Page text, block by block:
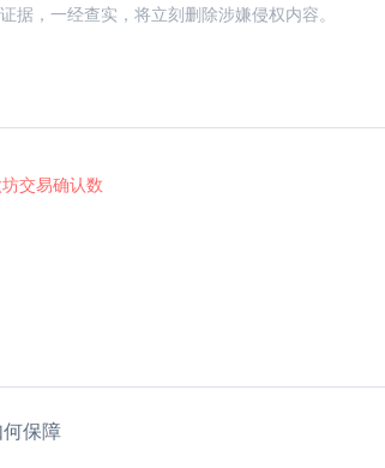
，一经查实，将立刻删除涉嫌侵权内容。
交易确认数
保障